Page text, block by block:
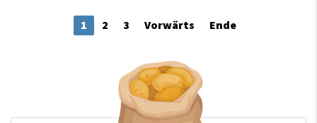
1 2 3 Vorwärts Ende